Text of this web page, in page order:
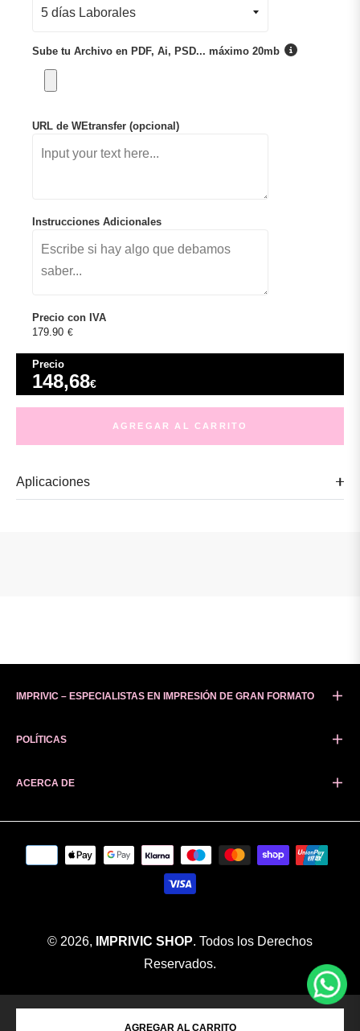
Sube tu Archivo en PDF, Ai, PSD... máximo 20mb
URL de WEtransfer (opcional)
Instrucciones Adicionales
Precio con IVA
179.90 €
Precio
148,68€
AGREGAR AL CARRITO
Aplicaciones
AGREGAR AL CARRITO
IMPRIVIC – ESPECIALISTAS EN IMPRESIÓN DE GRAN FORMATO
POLÍTICAS
ACERCA DE
© 2026, IMPRIVIC SHOP. Todos los Derechos
Reservados.